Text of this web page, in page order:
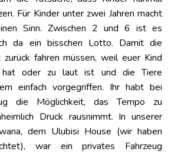
Für Kinder unter zwei Jahren macht
Sinn. Zwischen 2 und 6 ist es
da ein bisschen Lotto. Damit die
fahren müssen, weil euer Kind
hat oder zu laut ist und die Tiere
einfach vorgegriffen. Ihr habt bei
die Möglichkeit, das Tempo zu
Druck rausnimmt. In unserer
dem Ulubisi House (wir haben
war ein privates Fahrzeug